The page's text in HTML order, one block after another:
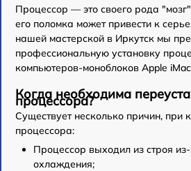
Процессор — это своего рода
его поломка может привести к
нашей мастерской в Иркутск мы
профессиональную установку
компьютеров-моноблоков Apple
Когда необходима
процессора?
Существует несколько причин, при
процессора:
Процессор выходил из строя
охлаждения;